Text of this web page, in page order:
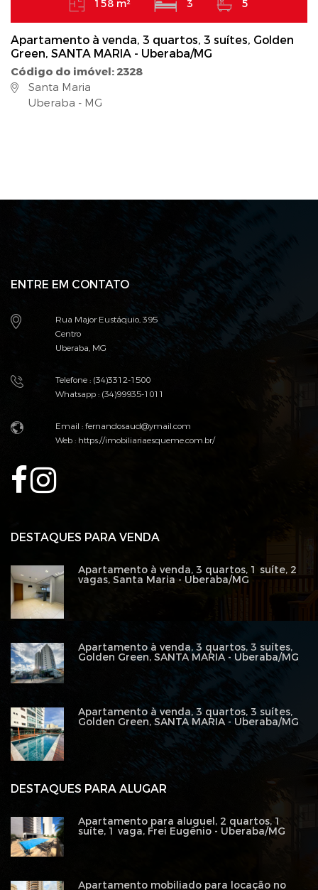
158 m² 3 5
Apartamento à venda, 3 quartos, 3 suítes, Golden
Green, SANTA MARIA - Uberaba/MG
Código do imóvel: 2328
Santa Maria
Uberaba - MG
ENTRE EM CONTATO
Rua Major Eustáquio, 395
Centro
Uberaba, MG
Telefone : (34)3312-1500
Whatsapp : (34)99935-1011
Email : fernandosaud@ymail.com
Web :https://imobiliariaesqueme.com.br/
DESTAQUES PARA ALUGAR
Apartamento para aluguel, 2 quartos, 1
suíte, 1 vaga, Frei Eugênio - Uberaba/MG
Apartamento mobiliado para locação no
DESTAQUES PARA VENDA
Apartamento à venda, 3 quartos, 1 suíte, 2
vagas, Santa Maria - Uberaba/MG
Apartamento à venda, 3 quartos, 3 suítes,
Golden Green, SANTA MARIA - Uberaba/MG
Apartamento à venda, 3 quartos, 3 suítes,
Golden Green, SANTA MARIA - Uberaba/MG